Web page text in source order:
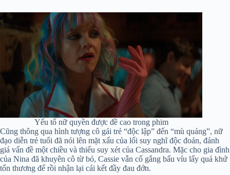
Yếu tố nữ quyền được đề cao trong phim
Cũng thông qua hình tượng cô gái trẻ “độc lập” đến “mù quáng”, nữ
đạo diễn trẻ tuổi đã nói lên mặt xấu của lối suy nghĩ độc đoán, đánh
giá vấn đề một chiều và thiếu suy xét của Cassandra. Mặc cho gia đình
của Nina đã khuyên cô từ bỏ, Cassie vẫn cố gắng bấu víu lấy quá khứ
tổn thương để rồi nhận lại cái kết đầy đau đớn.